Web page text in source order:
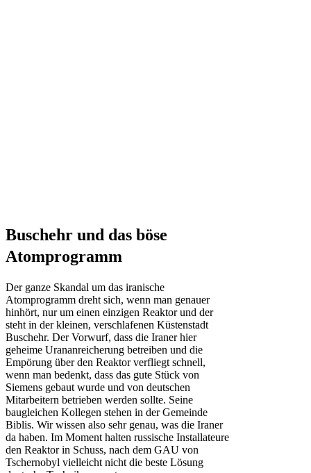
Buschehr und das böse
Atomprogramm
Der ganze Skandal um das iranische
Atomprogramm dreht sich, wenn man genauer
hinhört, nur um einen einzigen Reaktor und der
steht in der kleinen, verschlafenen Küstenstadt
Buschehr. Der Vorwurf, dass die Iraner hier
geheime Urananreicherung betreiben und die
Empörung über den Reaktor verfliegt schnell,
wenn man bedenkt, dass das gute Stück von
Siemens gebaut wurde und von deutschen
Mitarbeitern betrieben werden sollte. Seine
baugleichen Kollegen stehen in der Gemeinde
Biblis. Wir wissen also sehr genau, was die Iraner
da haben. Im Moment halten russische Installateure
den Reaktor in Schuss, nach dem GAU von
Tschernobyl vielleicht nicht die beste Lösung